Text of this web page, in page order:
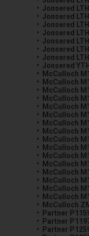
• Jonsered
• Jonsered
• Jonsered
• Jonsered
• Jonsered
• Jonsered
• Jonsered
• Jonsered
• McCulloch
• McCulloch
• McCulloch
• McCulloch
• McCulloch
• McCulloch
• McCulloch
• McCulloch
• McCulloch
• McCulloch
• McCulloch
• McCulloch
• McCulloch
• McCulloch
• McCulloch
• McCulloch
• McCulloch
• Partner
• Partner
• Partner